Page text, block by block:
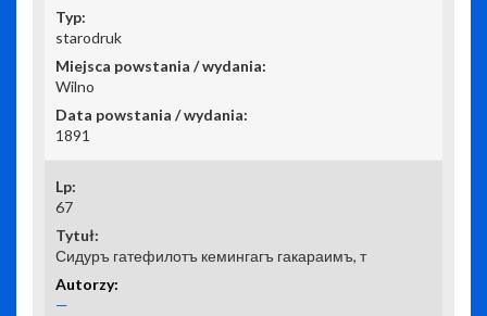
starodruk
Wilno
1891
67
Сидуръ гатефилотъ кемингагъ гакараимъ, т
—